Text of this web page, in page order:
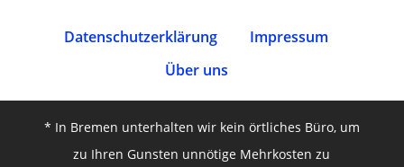
Datenschutz­erklärung
Impressum
Über uns
* In Bremen unterhalten wir kein örtliches Büro, um
zu Ihren Gunsten unnötige Mehrkosten zu